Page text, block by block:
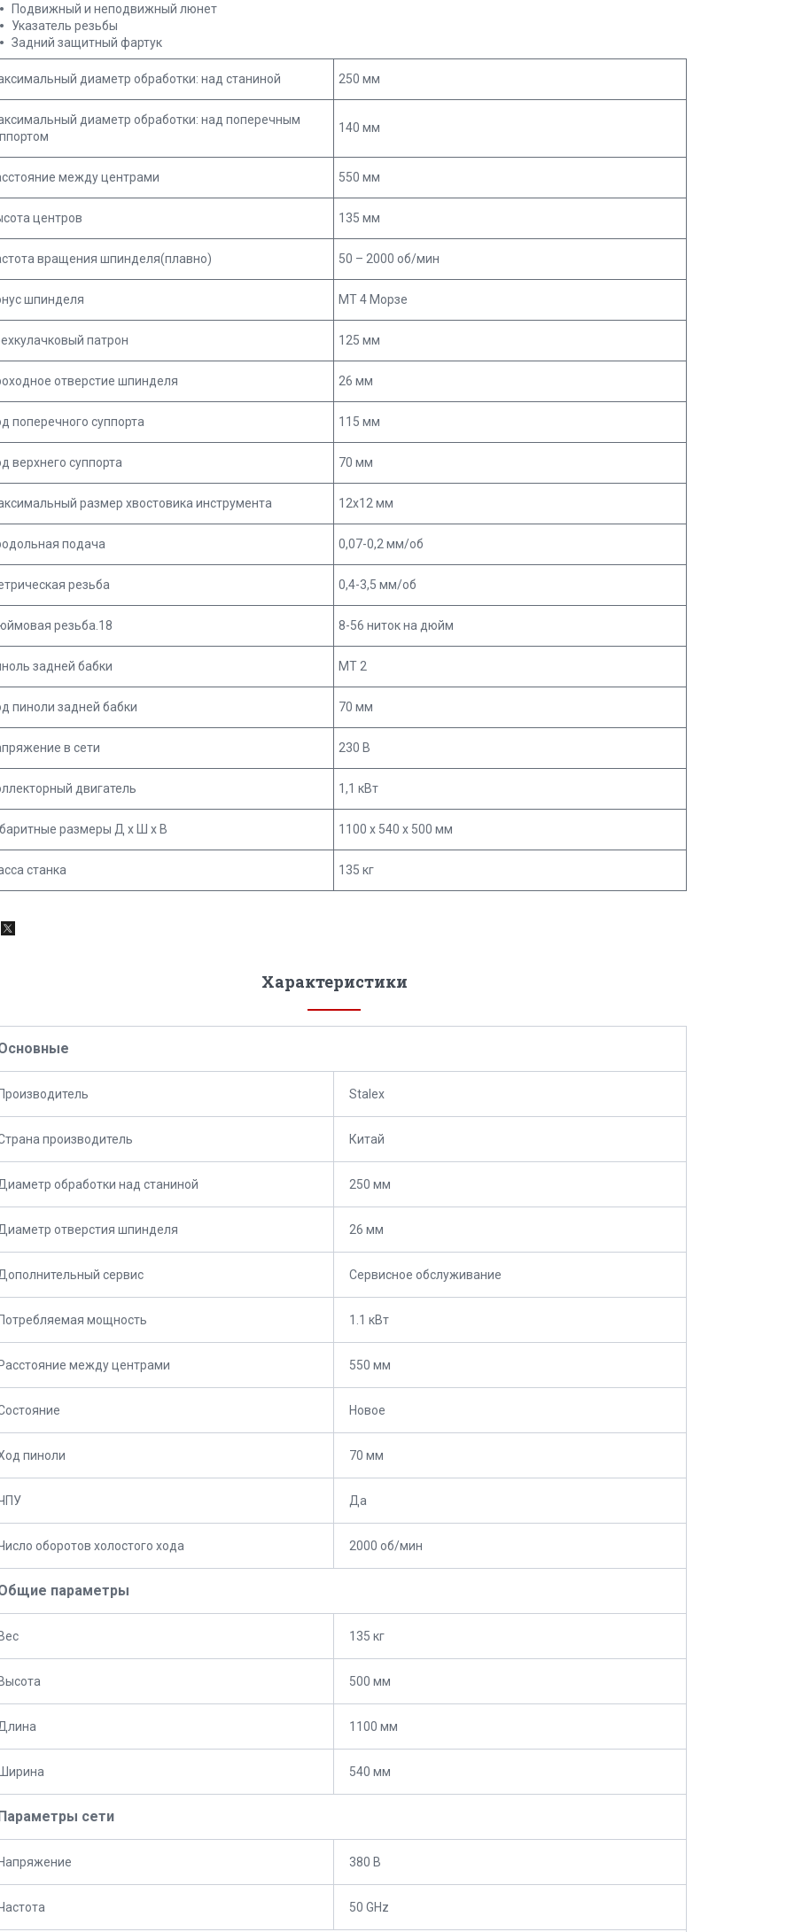
Подвижный и неподвижный люнет
Указатель резьбы
Задний защитный фартук
диаметр обработки: над станиной 250 мм
диаметр обработки: над поперечным
140 мм
между центрами 550 мм
центров 135 мм
вращения шпинделя(плавно) 50 – 2000 об/мин
шпинделя MТ 4 Морзе
патрон 125 мм
отверстие шпинделя 26 мм
поперечного суппорта 115 мм
верхнего суппорта 70 мм
размер хвостовика инструмента 12х12 мм
подача 0,07-0,2 мм/об
резьба 0,4-3,5 мм/об
резьба.18 8-56 ниток на дюйм
задней бабки МТ 2
пиноли задней бабки 70 мм
в сети 230 В
двигатель 1,1 кВт
размеры Д х Ш х В 1100 х 540 х 500 мм
станка 135 кг
Характеристики
Производитель Stalex
производитель Китай
обработки над станиной 250 мм
отверстия шпинделя 26 мм
сервис Сервисное обслуживание
Потребляемая мощность 1.1 кВт
Расстояние между центрами 550 мм
Новое
пиноли 70 мм
Да
оборотов холостого хода 2000 об/мин
параметры
Вес 135 кг
Высота 500 мм
1100 мм
Ширина 540 мм
сети
Напряжение 380 В
50 GHz